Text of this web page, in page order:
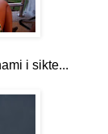
i sikte...